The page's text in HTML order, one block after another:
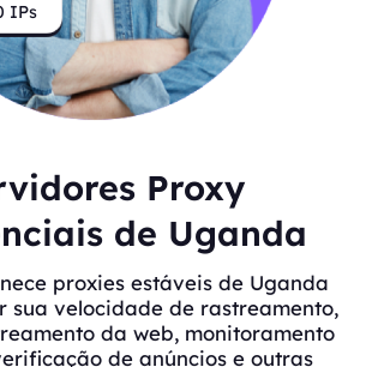
IPs
Proxy
de Uganda
proxies estáveis de Uganda
sua velocidade de rastreamento,
da web, monitoramento
de anúncios e outras